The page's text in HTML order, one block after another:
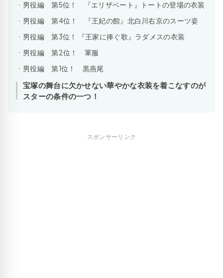
男役編 第5位！ 『エリザベート』トートの登場の衣装
男役編 第4位！ 『王妃の館』北白川右京のスーツ姿
男役編 第3位！ 『王家に捧ぐ歌』ラダメスの衣装
男役編 第2位！ 軍服
男役編 第1位！ 黒燕尾
宝塚の舞台に欠かせない華やかな衣装を着こなすのが
スターの条件の一つ！
スポンサーリンク